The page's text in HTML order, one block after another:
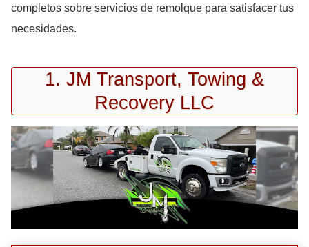
completos sobre servicios de remolque para satisfacer tus
necesidades.
1. JM Transport, Towing &
Recovery LLC